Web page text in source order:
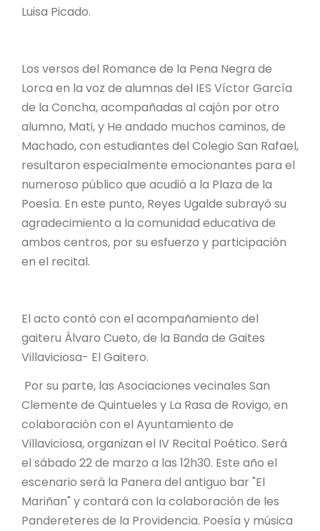
Luisa Picado.
Los versos del Romance de la Pena Negra de
Lorca en la voz de alumnas del IES Víctor García
de la Concha, acompañadas al cajón por otro
alumno, Mati, y He andado muchos caminos, de
Machado, con estudiantes del Colegio San Rafael,
resultaron especialmente emocionantes para el
numeroso público que acudió a la Plaza de la
Poesía. En este punto, Reyes Ugalde subrayó su
agradecimiento a la comunidad educativa de
ambos centros, por su esfuerzo y participación
en el recital.
El acto contó con el acompañamiento del
gaiteru Álvaro Cueto, de la Banda de Gaites
Villaviciosa- El Gaitero.
Por su parte, las Asociaciones vecinales San
Clemente de Quintueles y La Rasa de Rovigo, en
colaboración con el Ayuntamiento de
Villaviciosa, organizan el IV Recital Poético. Será
el sábado 22 de marzo a las 12h30. Este año el
escenario será la Panera del antiguo bar "El
Mariñan" y contará con la colaboración de les
Pandereteres de la Providencia. Poesía y música